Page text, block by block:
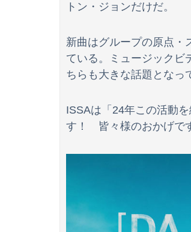
中国「日本は原爆被害者の
【動画】名古屋栄で不良外
【画像】影山優佳さん(25)、
トン・ジョンだけだ。
新曲はグループの原点・
ている。ミュージックビ
ちらも大きな話題となっ
ISSAは「24年この活動
す！ 皆々様のおかげで